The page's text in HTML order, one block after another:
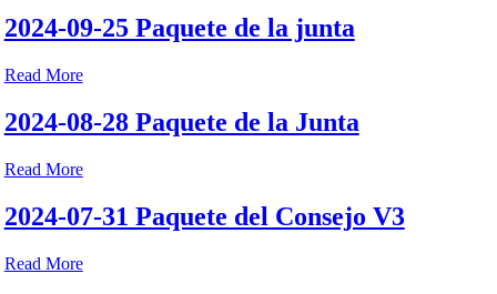
2024-09-25 Paquete de la junta
Read More
2024-08-28 Paquete de la Junta
Read More
2024-07-31 Paquete del Consejo V3
Read More